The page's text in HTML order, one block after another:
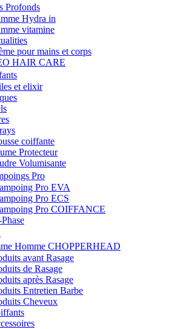
Profonds
Hydra in
vitamine
pour mains et corps
HAIR CARE
et elixir
coiffante
Protecteur
Volumisante
Pro
Pro EVA
Pro ECS
Pro COIFFANCE
Homme CHOPPERHEAD
avant Rasage
de Rasage
après Rasage
Entretien Barbe
Cheveux